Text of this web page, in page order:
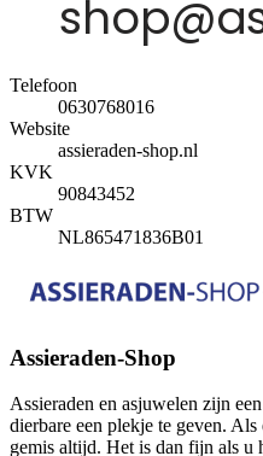
Telefoon
0630768016
Website
assieraden-shop.nl
KVK
90843452
BTW
NL865471836B01
Assieraden-Shop
Assieraden en asjuwelen zijn
dierbare een plekje te geven.
gemis altijd. Het is dan fijn als u